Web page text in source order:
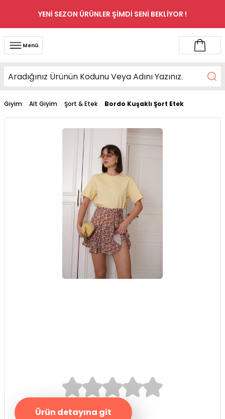
YENİ SEZON ÜRÜNLER ŞİMDİ SENİ BEKLİYOR !
Menü
Giyim Alt Giyim Şort & Etek Bordo Kuşaklı Şort Etek
Ürün detayına git